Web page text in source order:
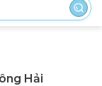
Hải